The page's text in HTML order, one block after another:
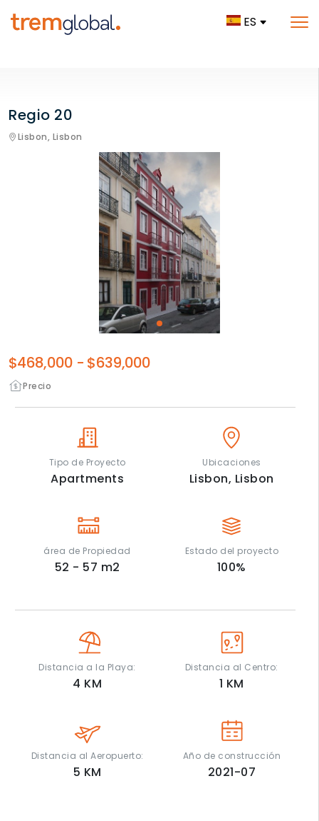
ES
Regio 20
Lisbon, Lisbon
Precio
$468,000 - $639,000
Tipo de Proyecto
Apartments
Ubicaciones
Lisbon, Lisbon
área de Propiedad
52 - 57 m2
Estado del proyecto
100%
Distancia a la Playa:
4 KM
Distancia al Centro:
1 KM
Distancia al Aeropuerto:
5 KM
Año de construcción
2021-07